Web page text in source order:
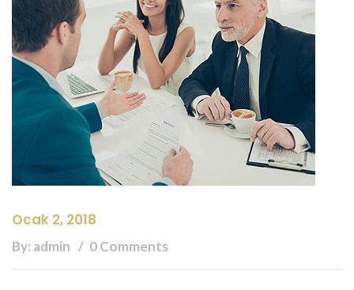
Ocak 2, 2018
By: admin 0 Comments